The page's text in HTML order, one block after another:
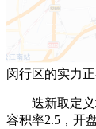
闵行区的实力
迭新取定义
容积率2.5，开